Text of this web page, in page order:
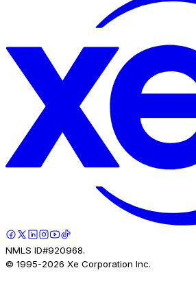
NMLS ID#920968.
© 1995-2026 Xe Corporation Inc.